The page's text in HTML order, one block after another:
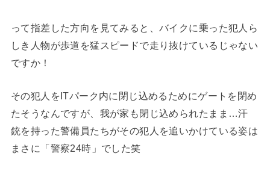
って指差した方向を見てみると、バイクに乗った犯人ら
しき人物が歩道を猛スピードで走り抜けているじゃない
ですか！
その犯人をITパーク内に閉じ込めるためにゲートを閉め
たそうなんですが、我が家も閉じ込められたまま…汗
銃を持った警備員たちがその犯人を追いかけている姿は
まさに「警察24時」でした笑